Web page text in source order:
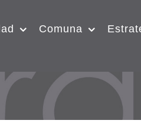
Comuna